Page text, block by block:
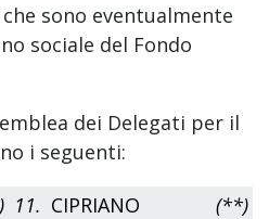
sono eventualmente
sociale del Fondo
dei Delegati per il
i seguenti:
11. CIPRIANO
(**)